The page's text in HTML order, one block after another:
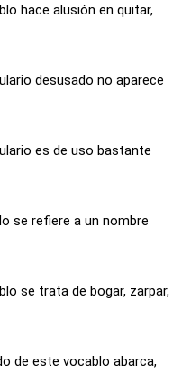
hace alusión en quitar,
desusado no aparece
es de uso bastante
se refiere a un nombre
se trata de bogar, zarpar,
de este vocablo abarca,